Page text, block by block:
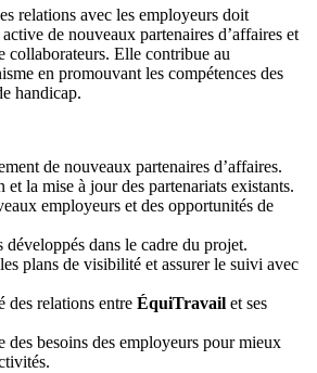
relations avec les employeurs doit
de nouveaux partenaires d’affaires et
collaborateurs. Elle contribue au
en promouvant les compétences des
handicap.
de nouveaux partenaires d’affaires.
et la mise à jour des partenariats existants.
employeurs et des opportunités de
développés dans le cadre du projet.
plans de visibilité et assurer le suivi avec
des relations entre ÉquiTravail et ses
des besoins des employeurs pour mieux